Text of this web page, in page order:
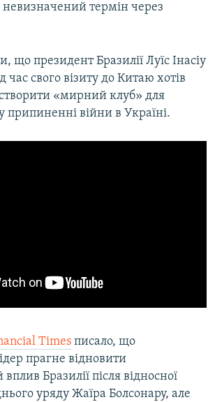
невизначений термін через
що президент Бразилії Луїс Інасіу
час свого візиту до Китаю хотів
«мирний клуб» для
припиненні війни в Україні.
Times писало, що
прагне відновити
Бразилії після відносної
уряду Жаїра Болсонару, але